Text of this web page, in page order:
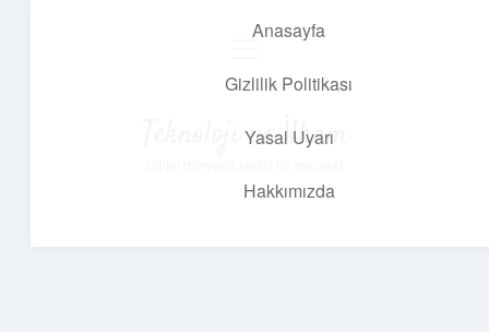
Anasayfa
Gizlilik Politikası
Yasal Uyarı
Hakkımızda
Teknoloji ve İlham